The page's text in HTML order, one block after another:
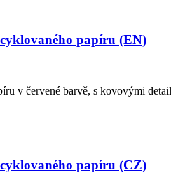
papíru (EN)
v červené barvě, s kovovými
papíru (CZ)